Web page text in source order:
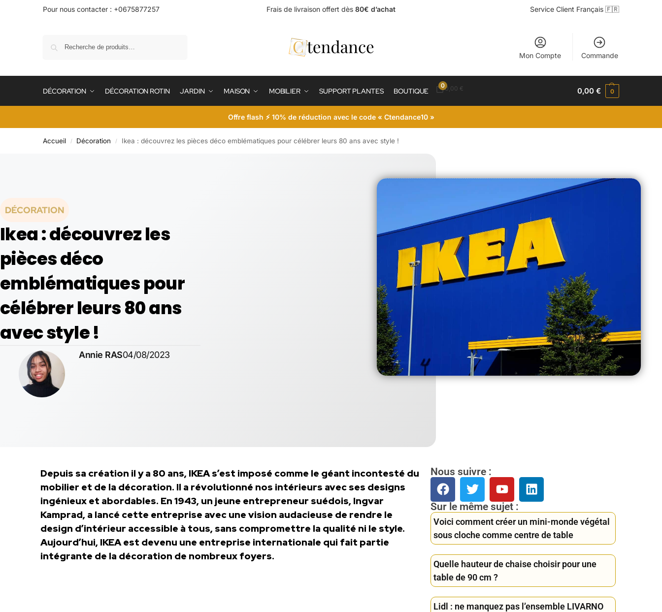
Pour nous contacter : +0675877257 Frais de livraison offert dès 80€ d’achat Service Client Français 🇫🇷
Mon Compte Commande
DÉCORATION DÉCORATION ROTIN JARDIN MAISON MOBILIER SUPPORT PLANTES BOUTIQUE
00,00 € 0,00€ 0
Offre flash ⚡ 10% de réduction avec le code « Ctendance10 »
Accueil / Décoration / Ikea : découvrez les pièces déco emblématiques pour célébrer leurs 80 ans avec style !
DÉCORATION
Ikea : découvrez les
pièces déco
emblématiques pour
célébrer leurs 80 ans
avec style !
Annie RAS04/08/2023
Depuis sa création il y a 80 ans, IKEA s’est imposé comme le géant incontesté du
mobilier et de la décoration. Il a révolutionné nos intérieurs avec ses designs
ingénieux et abordables. En 1943, un jeune entrepreneur suédois, Ingvar
Kamprad, a lancé cette entreprise avec une vision audacieuse de rendre le
design d’intérieur accessible à tous, sans compromettre la qualité ni le style.
Aujourd’hui, IKEA est devenu une entreprise internationale qui fait partie
intégrante de la décoration de nombreux foyers.
Nous suivre :
Sur le même sujet :
Voici comment créer un mini-monde végétal
sous cloche comme centre de table
Quelle hauteur de chaise choisir pour une
table de 90 cm ?
Lidl : ne manquez pas l’ensemble LIVARNO